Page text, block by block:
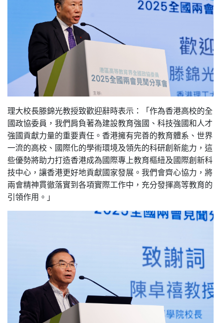
理大校長滕錦光教授致歡迎辭時表示：「作為香港高校的全
國政協委員，我們肩負著為建設教育強國、科技強國和人才
強國貢獻力量的重要責任。香港擁有完善的教育體系、世界
一流的高校、國際化的學術環境及領先的科研創新能力，這
些優勢將助力打造香港成為國際專上教育樞紐及國際創新科
技中心，讓香港更好地貢獻國家發展。我們會齊心協力，將
兩會精神貫徹落實到各項實際工作中，充分發揮高等教育的
引領作用。」